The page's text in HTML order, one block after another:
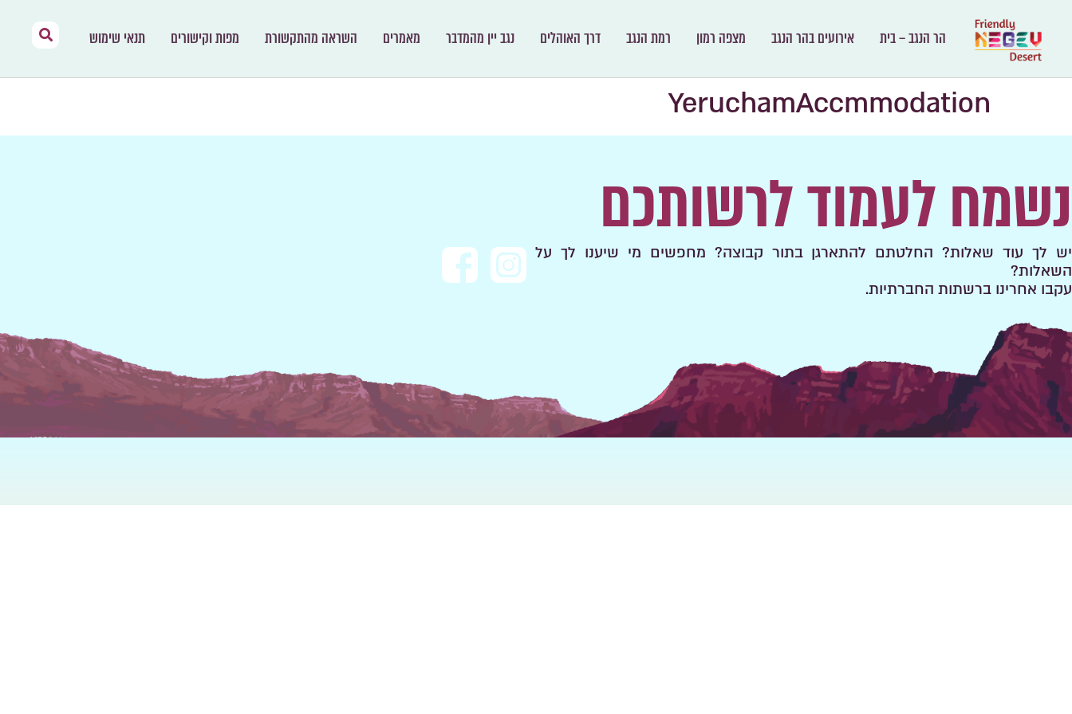
הר הנגב – בית אירועים בהר הנגב מצפה רמון רמת הנגב דרך האוהלים נגב יין מהמדבר מאמרים השראה מהתקשורת מפות וקישורים תנאי שימוש
YeruchamAccmmodation
נשמח לעמוד לרשותכם
יש לך עוד שאלות? החלטתם להתארגן בתור קבוצה? מחפשים מי שיענו לך על
השאלות?
עקבו אחרינו ברשתות החברתיות.